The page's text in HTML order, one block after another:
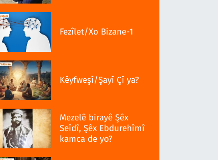
Fezîlet/Xo Bizane-1
Kêyfweşî/Şayî Çî ya?
Mezelê birayê Şêx
Seîdî, Şêx Ebdurehîmî
kamca de yo?